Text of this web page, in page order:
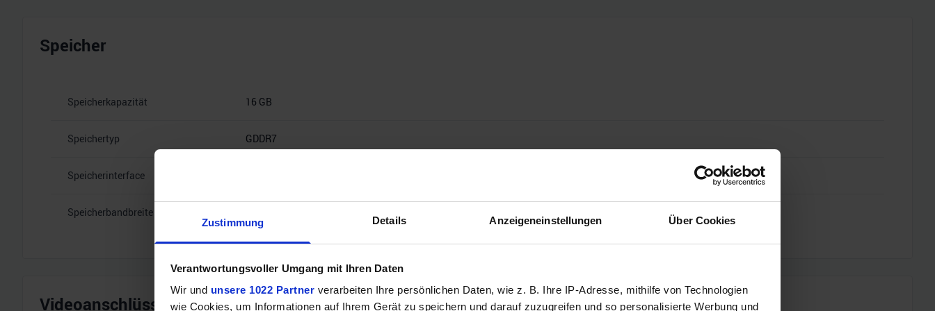
Zustimmung Details Anzeigeneinstellungen Über Cookies
Verantwortungsvoller Umgang mit Ihren Daten
Wir und unsere 1022 Partner verarbeiten Ihre persönlichen Daten, wie z. B. Ihre IP-Adresse, mithilfe von Technologien
wie Cookies, um Informationen auf Ihrem Gerät zu speichern und darauf zuzugreifen und so personalisierte Werbung und
Speicher
Speicherkapazität 16 GB
Speichertyp GDDR7
Speicherinterface
Speicherbandbreite
Videoanschlüsse